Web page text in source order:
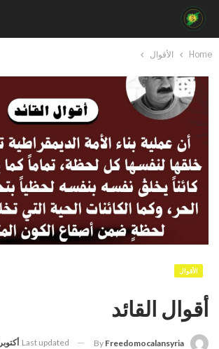
Home الأقوال
الأقوال
أقوال القائد
By Freedomocalansyria
Last updated أكتوبر 7, 2025